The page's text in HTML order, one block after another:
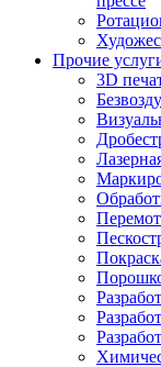
Прочие
3D